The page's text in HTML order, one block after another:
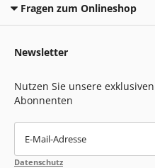
Fragen zum Onlineshop
Newsletter
Nutzen Sie unsere
Abonnenten
E-Mail-Adresse
Datenschutz